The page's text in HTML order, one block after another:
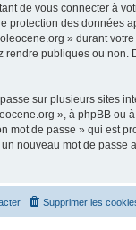
de vous connecter à
protection des données
» durant
publiques ou non.
sur plusieurs sites
», à phpBB ou
mot de passe » qui est
nouveau mot de passe
Supprimer les